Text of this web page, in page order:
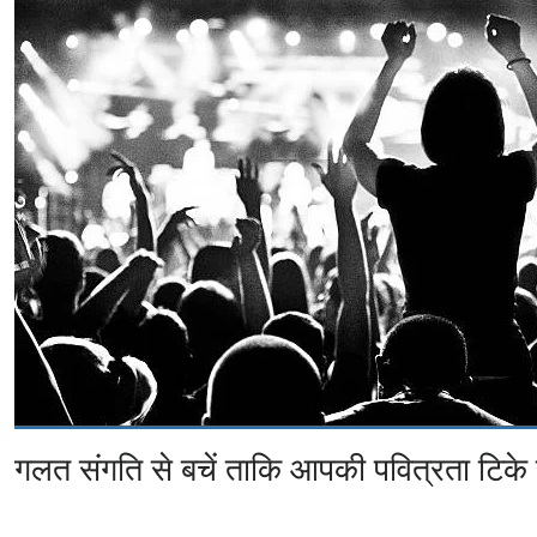
गलत संगति से बचें ताकि आपकी पवित्रता टिके